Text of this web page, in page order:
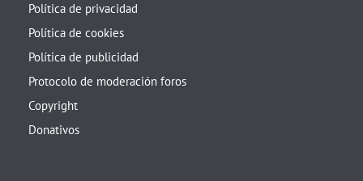
Política de privacidad
Política de cookies
Política de publicidad
Protocolo de moderación foros
Copyright
Donativos